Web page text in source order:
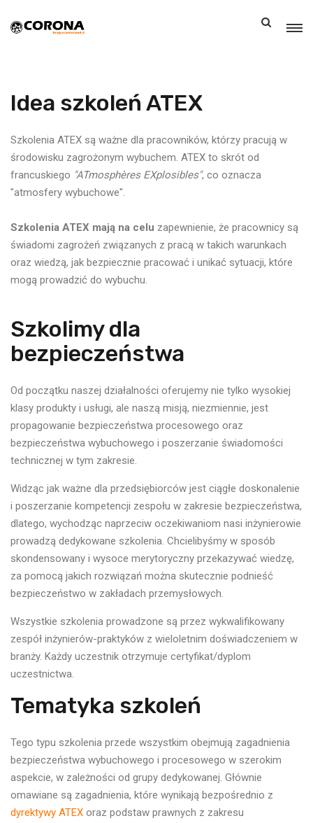
content
Idea szkoleń ATEX
Szkolenia ATEX są ważne dla pracowników, którzy pracują w
środowisku zagrożonym wybuchem. ATEX to skrót od
francuskiego "ATmosphères EXplosibles", co oznacza
"atmosfery wybuchowe".
Szkolenia ATEX mają na celu zapewnienie, że pracownicy są
świadomi zagrożeń związanych z pracą w takich warunkach
oraz wiedzą, jak bezpiecznie pracować i unikać sytuacji, które
mogą prowadzić do wybuchu.
Szkolimy dla
bezpieczeństwa
Od początku naszej działalności oferujemy nie tylko wysokiej
klasy produkty i usługi, ale naszą mi­sją, niezmiennie, jest
propagowanie bezpieczeństwa procesowego oraz
bezpieczeństwa wybucho­wego i poszerzanie świadomości
technicznej w tym zakresie.
Widząc jak ważne dla przedsiębiorców jest ciągłe doskonalenie
i poszerzanie kompetencji zespo­łu w zakresie bezpieczeństwa,
dlatego, wychodząc naprzeciw oczekiwaniom nasi inżynierowie
prowadzą dedykowane szkolenia. Chcielibyśmy w sposób
skondensowany i wysoce merytoryczny przekazywać wiedzę,
za pomocą jakich rozwiązań można skutecznie podnieść
bezpieczeństwo w zakładach przemysłowych.
Wszystkie szkolenia prowadzone są przez wykwalifikowany
zespół inżynierów-praktyków z wielolet­nim doświadczeniem w
branży. Każdy uczestnik otrzymuje certyfikat/dyplom
uczestnictwa.
Tematyka szkoleń
Tego typu szkolenia przede wszystkim obejmują zagadnienia
bezpieczeństwa wybuchowego i procesowego w szerokim
aspekcie, w zależności od grupy dedykowanej. Głównie
omawiane są zagadnienia, które wynikają bezpośrednio z
dyrektywy ATEX oraz podstaw prawnych z zakresu